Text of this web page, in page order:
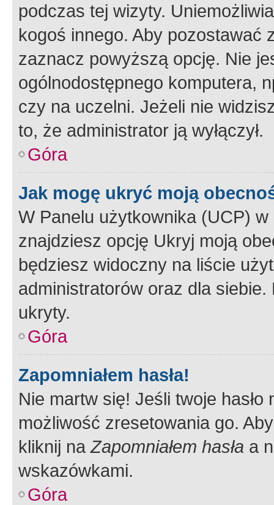
podczas tej wizyty.
kogoś innego. Aby pozostawać
zaznacz powyższą opcję. Nie
ogólnodostępnego komputera,
czy na uczelni. Jeżeli nie
to, że administrator ją wyłączył.
Góra
Jak mogę ukryć moją
W Panelu użytkownika (UCP) w
znajdziesz opcję Ukryj moją
będziesz widoczny na liście
administratorów oraz dla
ukryty.
Góra
Zapomniałem hasła!
Nie martw się! Jeśli twoje
możliwość zresetowania go.
kliknij naZapomniałem hasła a
wskazówkami.
Góra